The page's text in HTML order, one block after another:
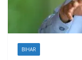
BIHAR